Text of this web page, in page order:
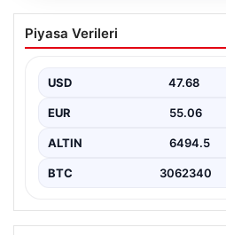
Neymar’ın maç
yaşadığı anlar!
Piyasa Verileri
USD 47.68
EUR 55.06
ALTIN 6494.5
BTC 3062340